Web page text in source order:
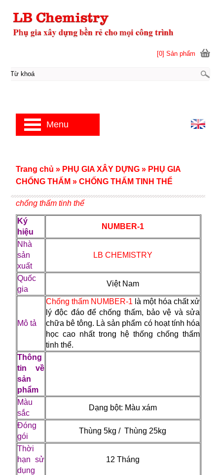
chống thấm tinh thể
Ký
hiệu
NUMBER-1
Nhà
sản
xuất
LB CHEMISTRY
Quốc
gia
Việt Nam
Mô tả
Chống thấm NUMBER-1 là một hóa chất xử
lý độc đáo để chống thấm, bảo vệ và sửa
chữa bê tông. Là sản phẩm có hoạt tính hóa
học cao nhất trong hệ thống chống thấm
tinh thể.
Thông
tin về
sản
phẩm
Màu
sắc
Dạng bột: Màu xám
Đóng
gói
Thùng 5kg / Thùng 25kg
Thời
hạn sử
dụng
12 Tháng
Trang chủ » PHỤ GIA XÂY DỰNG » PHỤ GIA
CHỐNG THẤM » CHỐNG THẤM TINH THỂ
[0] Sản phẩm
Menu